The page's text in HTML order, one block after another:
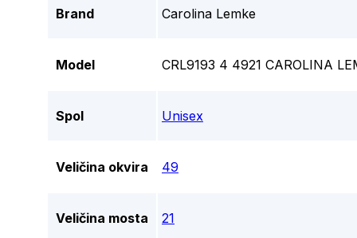
Brand Carolina Lemke
Model CRL9193 4 4921 CAROLINA
Spol Unisex
Veličina okvira 49
Veličina mosta 21